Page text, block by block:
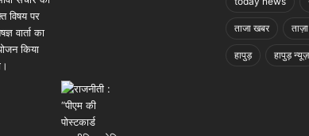
ताजा खबर
हापुड़ हापुड़ न्यूज़